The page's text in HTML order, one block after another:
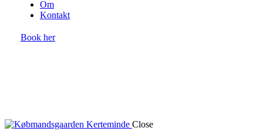
Om
Kontakt
Book her
Close